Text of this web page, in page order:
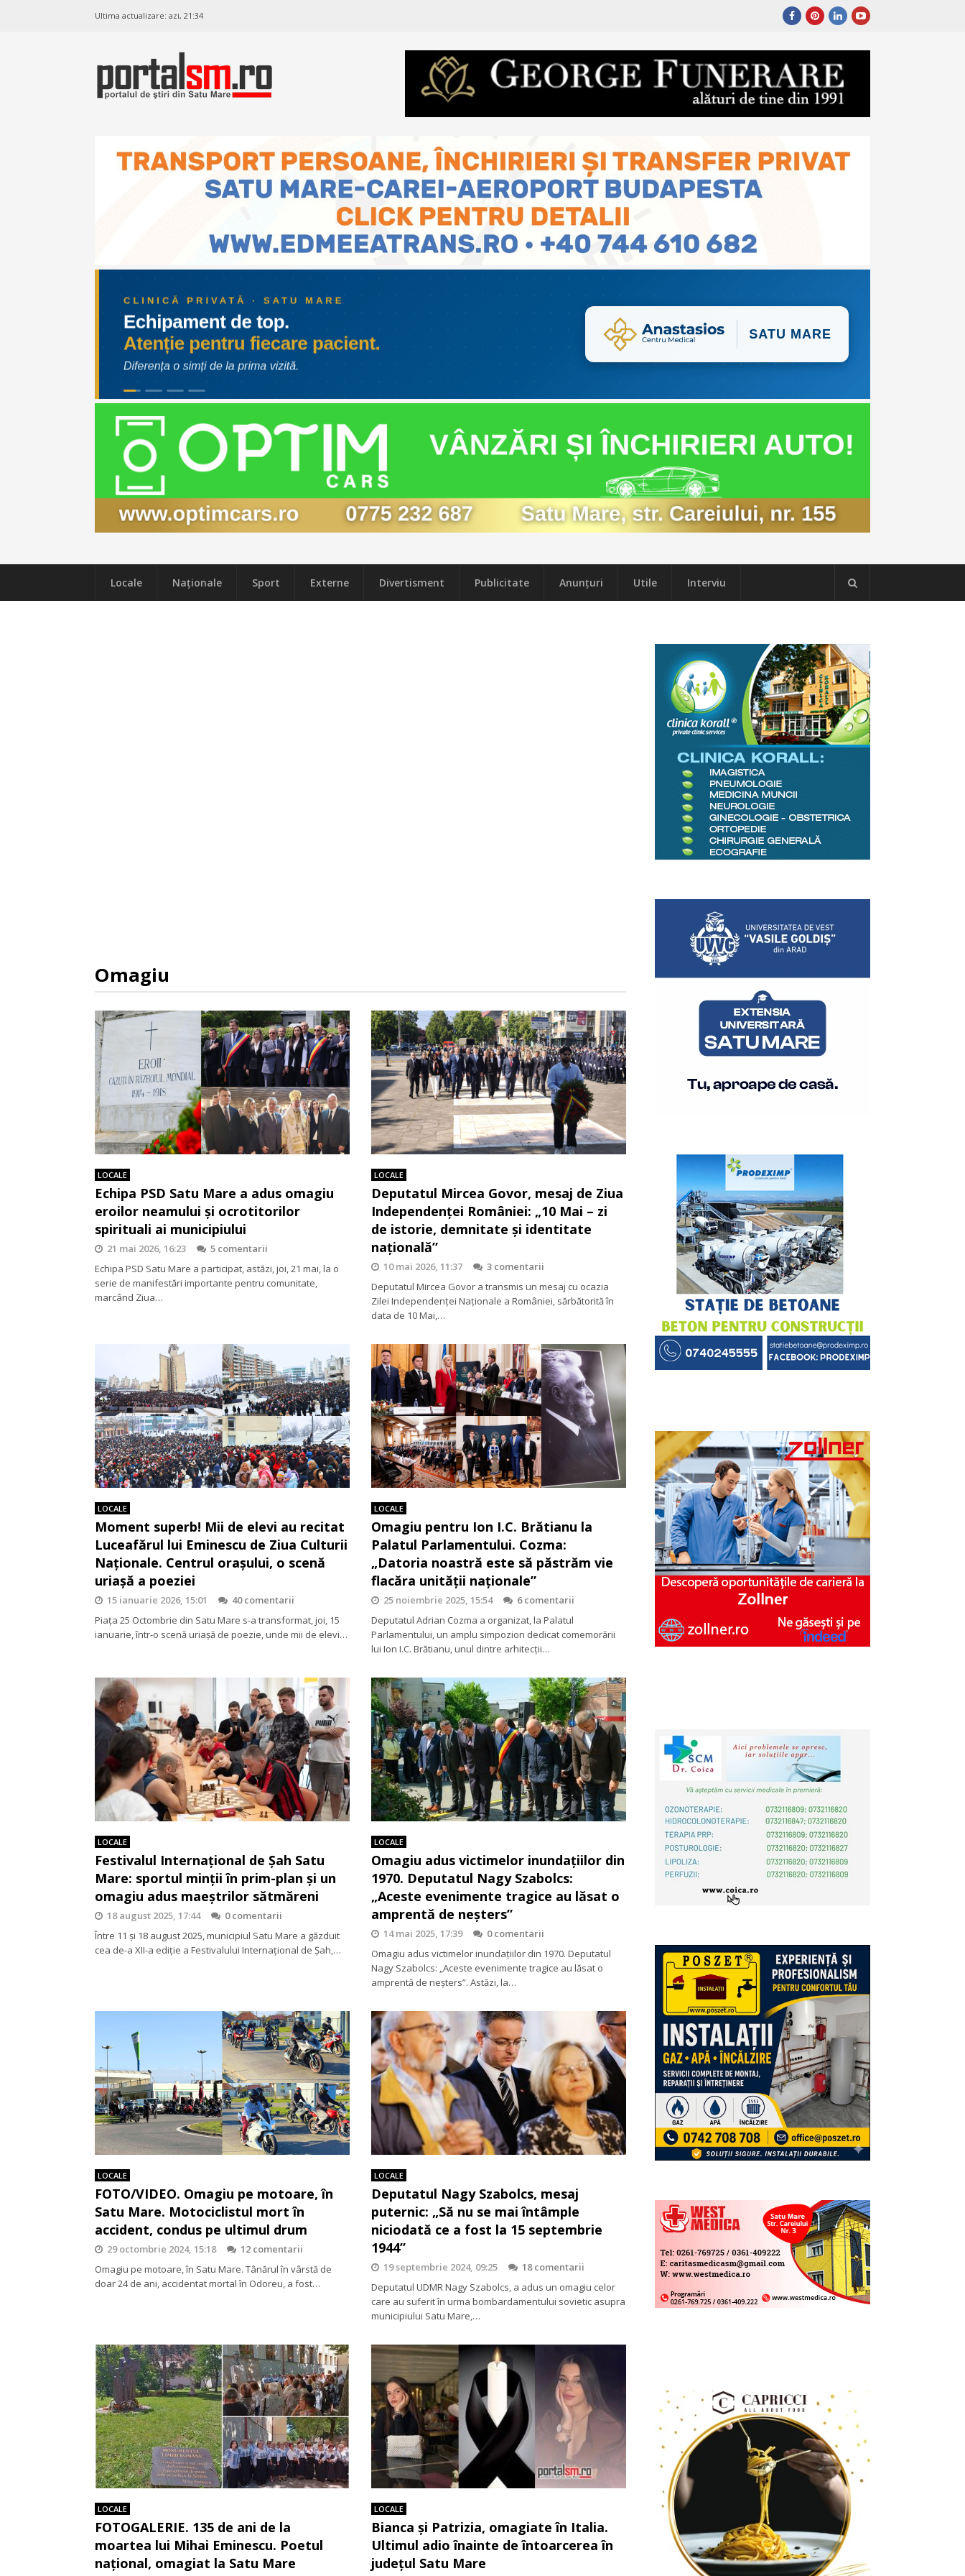
Ultima actualizare: azi, 21:34
Locale Naţionale Sport Externe Divertisment Publicitate Anunțuri Utile Interviu
Omagiu
LOCALE
Echipa PSD Satu Mare a adus omagiu
eroilor neamului și ocrotitorilor
spirituali ai municipiului
21 mai 2026, 16:23
5 comentarii
Echipa PSD Satu Mare a participat, astăzi, joi, 21 mai, la o
serie de manifestări importante pentru comunitate,
marcând Ziua…
LOCALE
Deputatul Mircea Govor, mesaj de Ziua
Independenței României: „10 Mai – zi
de istorie, demnitate și identitate
națională”
10 mai 2026, 11:37
3 comentarii
Deputatul Mircea Govor a transmis un mesaj cu ocazia
Zilei Independenței Naționale a României, sărbătorită în
data de 10 Mai,…
LOCALE
Moment superb! Mii de elevi au recitat
Luceafărul lui Eminescu de Ziua Culturii
Naționale. Centrul orașului, o scenă
uriașă a poeziei
15 ianuarie 2026, 15:01
40 comentarii
Piața 25 Octombrie din Satu Mare s-a transformat, joi, 15
ianuarie, într-o scenă uriașă de poezie, unde mii de elevi…
LOCALE
Omagiu pentru Ion I.C. Brătianu la
Palatul Parlamentului. Cozma:
„Datoria noastră este să păstrăm vie
flacăra unității naționale”
25 noiembrie 2025, 15:54
6 comentarii
Deputatul Adrian Cozma a organizat, la Palatul
Parlamentului, un amplu simpozion dedicat comemorării
lui Ion I.C. Brătianu, unul dintre arhitecții…
LOCALE
Festivalul Internațional de Șah Satu
Mare: sportul minții în prim-plan și un
omagiu adus maeștrilor sătmăreni
18 august 2025, 17:44
0 comentarii
Între 11 și 18 august 2025, municipiul Satu Mare a găzduit
cea de-a XII-a ediție a Festivalului Internațional de Șah,…
LOCALE
Omagiu adus victimelor inundațiilor din
1970. Deputatul Nagy Szabolcs:
„Aceste evenimente tragice au lăsat o
amprentă de neșters”
14 mai 2025, 17:39
0 comentarii
Omagiu adus victimelor inundațiilor din 1970. Deputatul
Nagy Szabolcs: „Aceste evenimente tragice au lăsat o
amprentă de neșters”. Astăzi, la…
LOCALE
FOTO/VIDEO. Omagiu pe motoare, în
Satu Mare. Motociclistul mort în
accident, condus pe ultimul drum
29 octombrie 2024, 15:18
12 comentarii
Omagiu pe motoare, în Satu Mare. Tânărul în vârstă de
doar 24 de ani, accidentat mortal în Odoreu, a fost…
LOCALE
Deputatul Nagy Szabolcs, mesaj
puternic: „Să nu se mai întâmple
niciodată ce a fost la 15 septembrie
1944”
19 septembrie 2024, 09:25
18 comentarii
Deputatul UDMR Nagy Szabolcs, a adus un omagiu celor
care au suferit în urma bombardamentului sovietic asupra
municipiului Satu Mare,…
LOCALE
FOTOGALERIE. 135 de ani de la
moartea lui Mihai Eminescu. Poetul
național, omagiat la Satu Mare
LOCALE
Bianca și Patrizia, omagiate în Italia.
Ultimul adio înainte de întoarcerea în
județul Satu Mare